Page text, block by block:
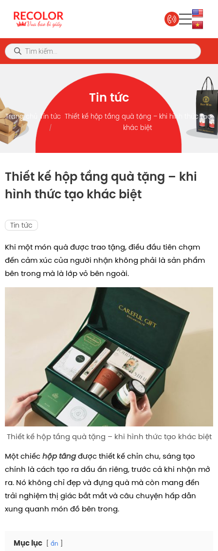
Tin tức
Trang chủ Tin tức Thiết kế hộp tầng quà tặng – khi hình thức tạo
khác biệt
Thiết kế hộp tầng quà tặng – khi
hình thức tạo khác biệt
Tin tức
Khi một món quà được trao tặng, điều đầu tiên chạm
đến cảm xúc của người nhận không phải là sản phẩm
bên trong mà là lớp vỏ bên ngoài.
Thiết kế hộp tầng quà tặng – khi hình thức tạo khác biệt
Một chiếchộp tầngđược thiết kế chỉn chu, sáng tạo
chính là cách tạo ra dấu ấn riêng, trước cả khi nhận mở
ra. Nó không chỉ đẹp và đựng quà mà còn mang đến
trải nghiệm thị giác bắt mắt và câu chuyện hấp dẫn
xung quanh món đồ bên trong.
Mục lục ẩn